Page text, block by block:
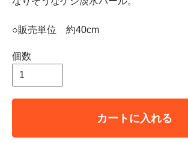
○販売単位 約40cm
個数
カートに入れる